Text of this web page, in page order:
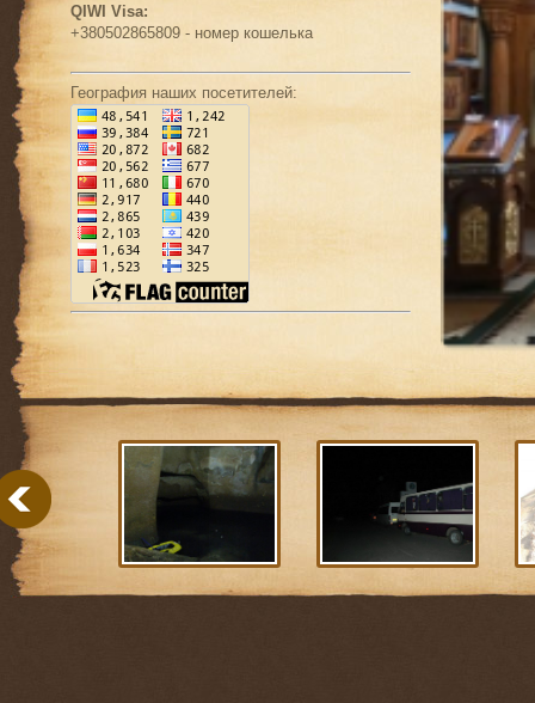
QIWI Visa:
+380502865809 - номер кошелька
География наших посетителей: